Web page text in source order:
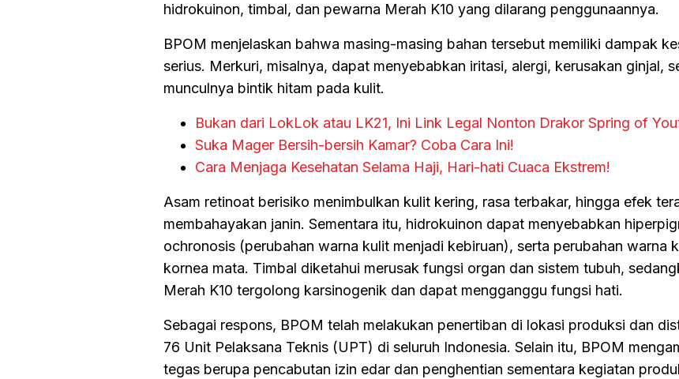
hidrokuinon, timbal, dan pewarna Merah K10 yang dilarang penggunaannya.
BPOM menjelaskan bahwa masing-masing bahan tersebut memiliki dampak
serius. Merkuri, misalnya, dapat menyebabkan iritasi, alergi, kerusakan ginjal,
munculnya bintik hitam pada kulit.
Bukan dari LokLok atau LK21, Ini Link Legal Nonton Drakor Spring of
Suka Mager Bersih-bersih Kamar? Coba Cara Ini!
Cara Menjaga Kesehatan Selama Haji, Hari-hati Cuaca Ekstrem!
Asam retinoat berisiko menimbulkan kulit kering, rasa terbakar, hingga efek
membahayakan janin. Sementara itu, hidrokuinon dapat menyebabkan
ochronosis (perubahan warna kulit menjadi kebiruan), serta perubahan warna
kornea mata. Timbal diketahui merusak fungsi organ dan sistem tubuh,
Merah K10 tergolong karsinogenik dan dapat mengganggu fungsi hati.
Sebagai respons, BPOM telah melakukan penertiban di lokasi produksi dan
76 Unit Pelaksana Teknis (UPT) di seluruh Indonesia. Selain itu, BPOM
tegas berupa pencabutan izin edar dan penghentian sementara kegiatan